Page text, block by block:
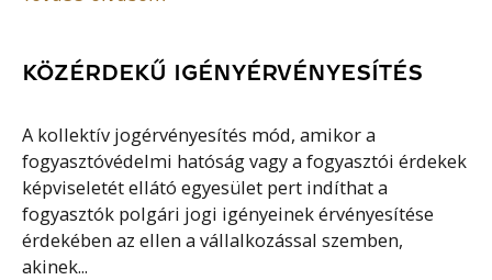
KÖZÉRDEKŰ IGÉNYÉRVÉNYESÍTÉS
A kollektív jogérvényesítés mód, amikor a
fogyasztóvédelmi hatóság vagy a fogyasztói érdekek
képviseletét ellátó egyesület pert indíthat a
fogyasztók polgári jogi igényeinek érvényesítése
érdekében az ellen a vállalkozással szemben,
akinek...